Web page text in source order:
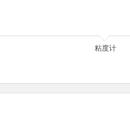
粘度计